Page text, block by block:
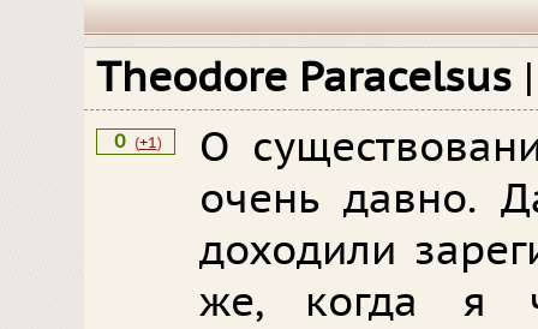
Theodore Paracelsus
0 (+1)
О
очень давно.
доходили
же, когда я